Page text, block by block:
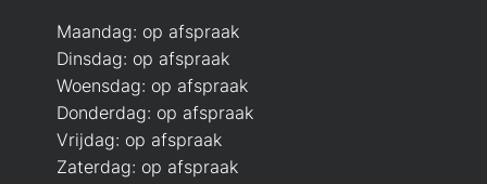
Maandag: op afspraak
Dinsdag: op afspraak
Woensdag: op afspraak
Donderdag: op afspraak
Vrijdag: op afspraak
Zaterdag: op afspraak